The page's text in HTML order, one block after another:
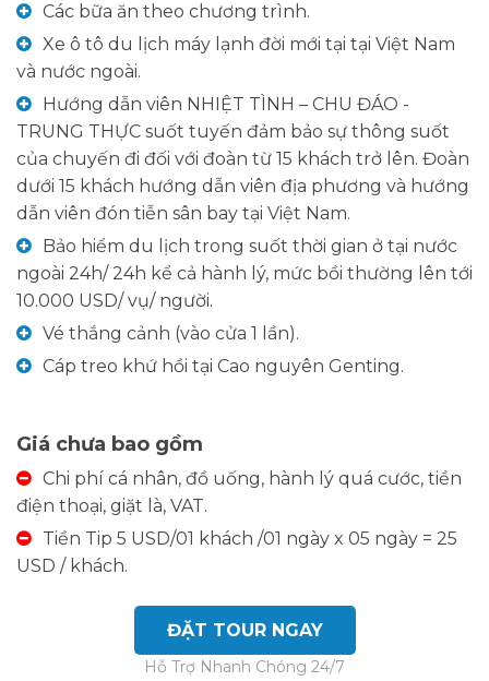
Các bữa ăn theo chương trình.
Xe ô tô du lịch máy lạnh đời mới tại tại Việt Nam
và nước ngoài.
Hướng dẫn viên NHIỆT TÌNH – CHU ĐÁO -
TRUNG THỰC suốt tuyến đảm bảo sự thông suốt
của chuyến đi đối với đoàn từ 15 khách trở lên. Đoàn
dưới 15 khách hướng dẫn viên địa phương và hướng
dẫn viên đón tiễn sân bay tại Việt Nam.
Bảo hiểm du lịch trong suốt thời gian ở tại nước
ngoài 24h/ 24h kể cả hành lý, mức bồi thường lên tới
10.000 USD/ vụ/ người.
Vé thắng cảnh (vào cửa 1 lần).
Cáp treo khứ hồi tại Cao nguyên Genting.
Giá chưa bao gồm
Chi phí cá nhân, đồ uống, hành lý quá cước, tiền
điện thoại, giặt là, VAT.
Tiền Tip 5 USD/01 khách /01 ngày x 05 ngày = 25
USD / khách.
ĐẶT TOUR NGAY
Hỗ Trợ Nhanh Chóng 24/7